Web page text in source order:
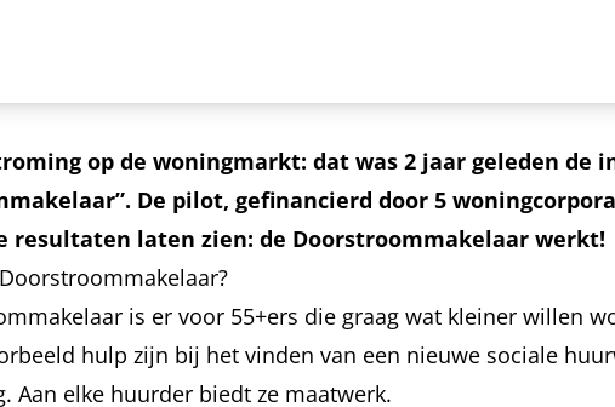
op de woningmarkt: dat was 2 jaar geleden de
De pilot, gefinancierd door 5
resultaten laten zien: de Doorstroommakelaar werkt!
is er voor 55+ers die graag wat kleiner willen
hulp zijn bij het vinden van een nieuwe sociale
Aan elke huurder biedt ze maatwerk.